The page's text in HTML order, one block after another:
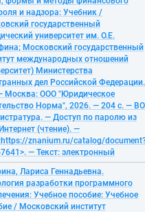
и надзора: Учебник /
государственный
университет им. О.Е.
Московский государственный
международных отношений
Министерства
дел Российской Федерации.
Москва: ООО "Юридическое
Норма", 2026. — 204 с. — ВО
— Доступ по паролю из
(чтение). —
znanium.ru/catalog/
— Текст: электронный
Лариса Геннадьевна.
разработки программного
Учебное пособие: Учебное
/ Московский институт